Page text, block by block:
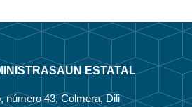
ESTATAL
número 43, Colmera, Dili